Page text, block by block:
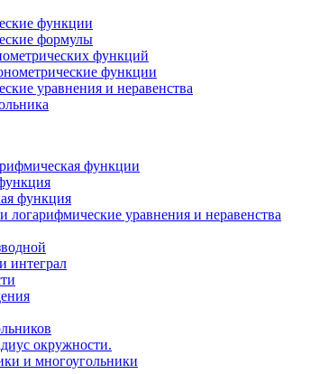
функции
формулы
функций
функции
уравнения и неравенства
функции
функция
логарифмические уравнения и неравенства
интеграл
окружности.
и многоугольники